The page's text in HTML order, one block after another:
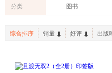
分类 图书
综合排序 销量 好评 出版